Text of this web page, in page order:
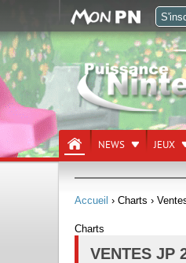
NEWS JEUX
Accueil › Charts ›
Charts
VENTES JP